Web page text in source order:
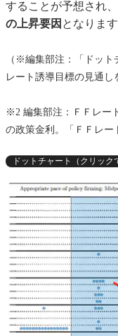
することが予想され、
の上昇要因 となります
（※編集部注：「ドット
レート誘導目標の見通し
※2 編集部注：ＦＦレー
の政策金利。「ＦＦレー
ドットチャート（クリック